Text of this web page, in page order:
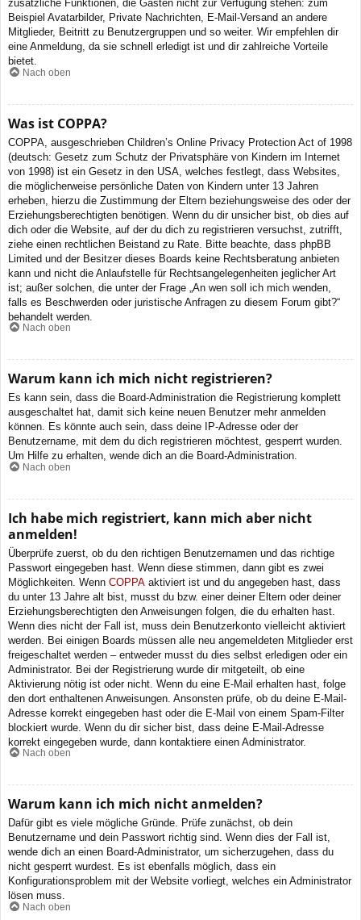
zusätzliche Funktionen, die Gästen nicht zur Verfügung stehen: zum
Beispiel Avatarbilder, Private Nachrichten, E-Mail-Versand an andere
Mitglieder, Beitritt zu Benutzergruppen und so weiter. Wir empfehlen dir
eine Anmeldung, da sie schnell erledigt ist und dir zahlreiche Vorteile
bietet.
Nach oben
Was ist COPPA?
COPPA, ausgeschrieben Children’s Online Privacy Protection Act of 1998
(deutsch: Gesetz zum Schutz der Privatsphäre von Kindern im Internet
von 1998) ist ein Gesetz in den USA, welches festlegt, dass Websites,
die möglicherweise persönliche Daten von Kindern unter 13 Jahren
erheben, hierzu die Zustimmung der Eltern beziehungsweise des oder der
Erziehungsberechtigten benötigen. Wenn du dir unsicher bist, ob dies auf
dich oder die Website, auf der du dich zu registrieren versuchst, zutrifft,
ziehe einen rechtlichen Beistand zu Rate. Bitte beachte, dass phpBB
Limited und der Besitzer dieses Boards keine Rechtsberatung anbieten
kann und nicht die Anlaufstelle für Rechtsangelegenheiten jeglicher Art
ist; außer solchen, die unter der Frage „An wen soll ich mich wenden,
falls es Beschwerden oder juristische Anfragen zu diesem Forum gibt?“
behandelt werden.
Nach oben
Warum kann ich mich nicht registrieren?
Es kann sein, dass die Board-Administration die Registrierung komplett
ausgeschaltet hat, damit sich keine neuen Benutzer mehr anmelden
können. Es könnte auch sein, dass deine IP-Adresse oder der
Benutzername, mit dem du dich registrieren möchtest, gesperrt wurden.
Um Hilfe zu erhalten, wende dich an die Board-Administration.
Nach oben
Ich habe mich registriert, kann mich aber nicht
anmelden!
Überprüfe zuerst, ob du den richtigen Benutzernamen und das richtige
Passwort eingegeben hast. Wenn diese stimmen, dann gibt es zwei
Möglichkeiten. Wenn COPPA aktiviert ist und du angegeben hast, dass
du unter 13 Jahre alt bist, musst du bzw. einer deiner Eltern oder deiner
Erziehungsberechtigten den Anweisungen folgen, die du erhalten hast.
Wenn dies nicht der Fall ist, muss dein Benutzerkonto vielleicht aktiviert
werden. Bei einigen Boards müssen alle neu angemeldeten Mitglieder erst
freigeschaltet werden – entweder musst du dies selbst erledigen oder ein
Administrator. Bei der Registrierung wurde dir mitgeteilt, ob eine
Aktivierung nötig ist oder nicht. Wenn du eine E-Mail erhalten hast, folge
den dort enthaltenen Anweisungen. Ansonsten prüfe, ob du deine E-Mail-
Adresse korrekt eingegeben hast oder die E-Mail von einem Spam-Filter
blockiert wurde. Wenn du dir sicher bist, dass deine E-Mail-Adresse
korrekt eingegeben wurde, dann kontaktiere einen Administrator.
Nach oben
Warum kann ich mich nicht anmelden?
Dafür gibt es viele mögliche Gründe. Prüfe zunächst, ob dein
Benutzername und dein Passwort richtig sind. Wenn dies der Fall ist,
wende dich an einen Board-Administrator, um sicherzugehen, dass du
nicht gesperrt wurdest. Es ist ebenfalls möglich, dass ein
Konfigurationsproblem mit der Website vorliegt, welches ein Administrator
lösen muss.
Nach oben